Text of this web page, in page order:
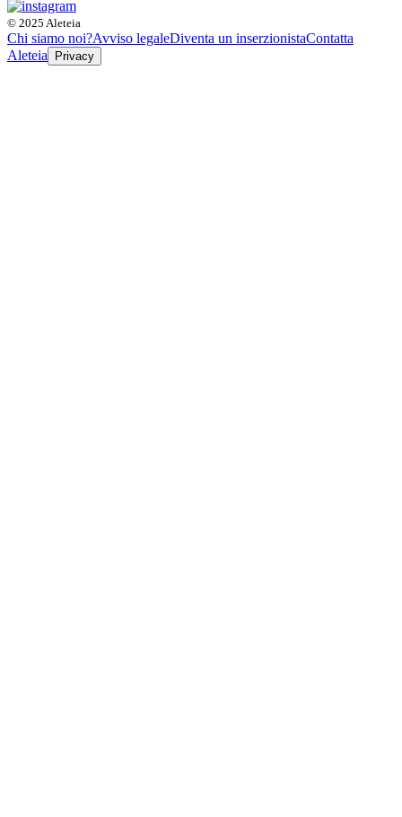
© 2025 Aleteia
Chi siamo noi?Avviso legaleDiventa un inserzionistaContatta
Aleteia
Privacy